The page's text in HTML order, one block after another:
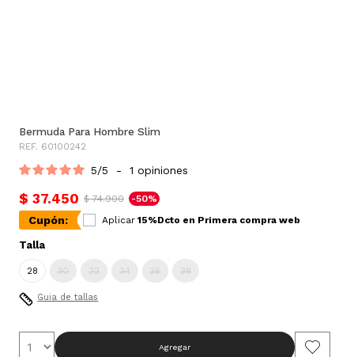
Bermuda Para Hombre Slim
REF. 60100242
5/5 - 1 opiniones
$ 37.450 $ 74.900 -50%
Cupón: Aplicar 15%Dcto en Primera compra web
Talla
28 30 32 34 36 38
Guia de tallas
Agregar